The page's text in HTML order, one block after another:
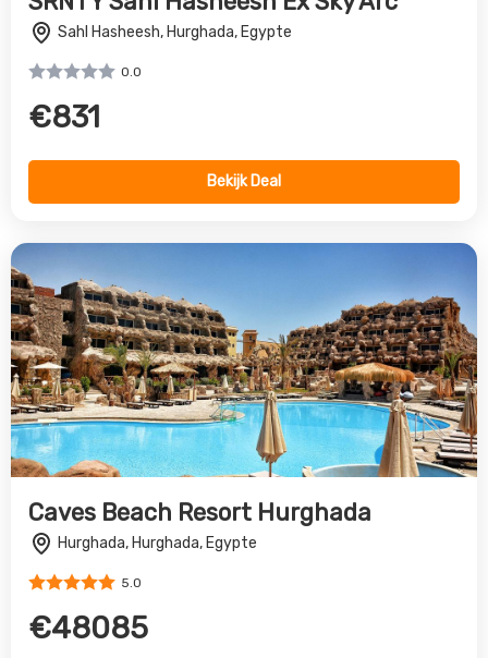
Caves Beach Resort Hurghada
Hurghada, Hurghada, Egypte
€48085
SPLASHWORLD Serenity Alma Heights
Makadi Bay, Hurghada, Egypte